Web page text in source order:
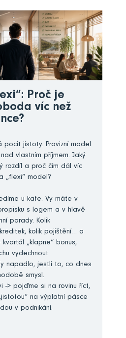
Proč je
víc než
pocit jistoty. Provizní model
vlastním příjmem. Jaký
rozdíl a proč čím dál víc
„flexi“ model?
u kafe. Vy máte v
s logem a v hlavě
porady. Kolik
kolik pojištění… a
„klapne“ bonus,
vydechnout.
napadlo, jestli to, co dnes
smysl.
-> pojďme si na rovinu říct,
na výplatní pásce
v podnikání.